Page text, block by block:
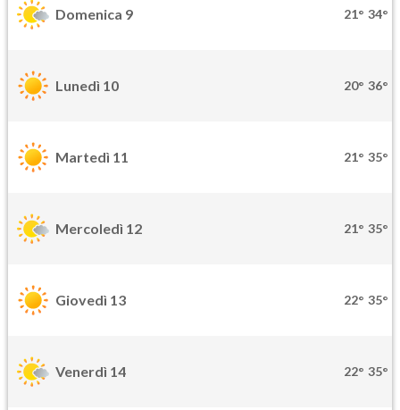
Domenica 9 21° 34°
Lunedì 10 20° 36°
Martedì 11 21° 35°
Mercoledì 12 21° 35°
Giovedì 13 22° 35°
Venerdì 14 22° 35°